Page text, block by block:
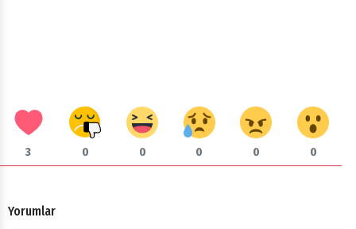
3 0 0 0 0 0
Yorumlar